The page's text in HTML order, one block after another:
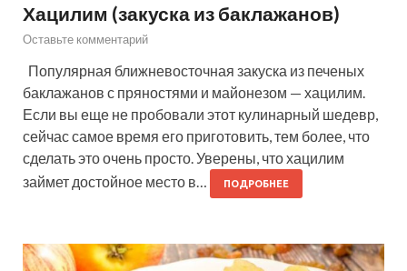
Хацилим (закуска из баклажанов)
Оставьте комментарий
Популярная ближневосточная закуска из печеных
баклажанов с пряностями и майонезом — хацилим.
Если вы еще не пробовали этот кулинарный шедевр,
сейчас самое время его приготовить, тем более, что
сделать это очень просто. Уверены, что хацилим
займет достойное место в…
ПОДРОБНЕЕ